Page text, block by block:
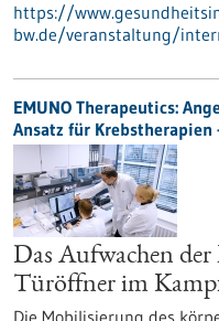
https://
bw.de/veranstaltung/
EMUNO Therapeutics:
Ansatz für Krebstherapien
Das Aufwachen der
Türöffner im
Die Mobilisierung des